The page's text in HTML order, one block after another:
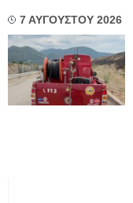
7 ΑΥΓΟΥΣΤΟΥ 2026